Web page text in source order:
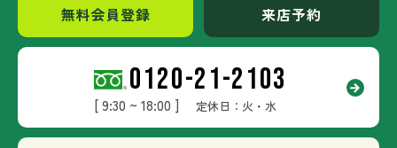
無料会員登録 来店予約
0120-21-2103
[ 9:30 ~ 18:00 ] 定休日：火・水